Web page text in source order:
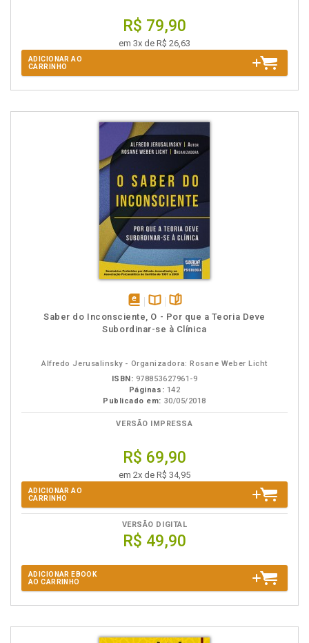
R$ 79,90
em 3x de R$ 26,63
ADICIONAR AO
CARRINHO
disponível
em
Disponível
na
páginas
Saber do Inconsciente, O - Por que a Teoria Deve
Subordinar-se à Clínica
Alfredo Jerusalinsky - Organizadora: Rosane Weber Licht
ISBN: 978853627961-9
Páginas: 142
Publicado em: 30/05/2018
VERSÃO IMPRESSA
R$ 69,90
em 2x de R$ 34,95
ADICIONAR AO
CARRINHO
VERSÃO DIGITAL
R$ 49,90
ADICIONAR EBOOK
AO CARRINHO